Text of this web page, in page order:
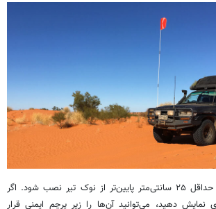
علاوه بر این، پرچم باید حداقل ۲۵ سانتی‌متر پایین‌تر از نوک تیر نصب شود. اگر
نمایش دهید، می‌توانید آن‌ها را زیر پرچم ایمنی قرار